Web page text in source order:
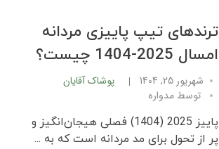
ترندهای تیپ پاییزی مردانه
امسال 2025-1404 چیست؟
شهریور 25, 1404
پوشاک آقایان
توسط مدواره
پاییز 2025 (1404) فصلی هیجان‌انگیز و
پر از تحول برای مد مردانه است که به ...